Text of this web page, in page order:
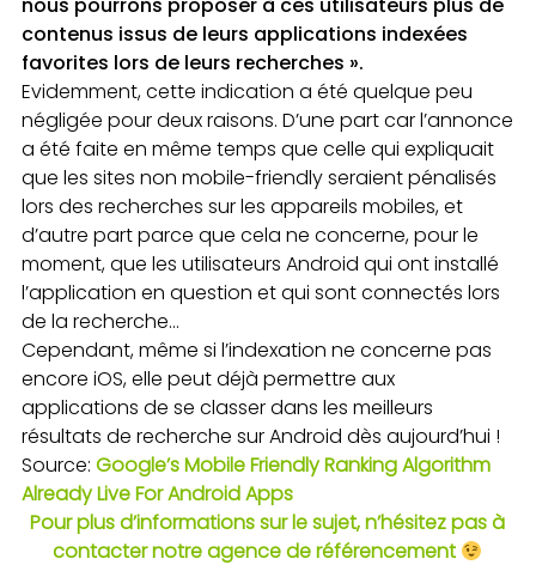
contenus issus de leurs applications indexées
favorites lors de leurs recherches ».
Evidemment, cette indication a été quelque peu
négligée pour deux raisons. D’une part car l’annonce
a été faite en même temps que celle qui expliquait
que les sites non mobile-friendly seraient pénalisés
lors des recherches sur les appareils mobiles, et
d’autre part parce que cela ne concerne, pour le
moment, que les utilisateurs Android qui ont installé
l’application en question et qui sont connectés lors
de la recherche…
Cependant, même si l’indexation ne concerne pas
encore iOS, elle peut déjà permettre aux
applications de se classer dans les meilleurs
résultats de recherche sur Android dès aujourd’hui !
Source: Google’s Mobile Friendly Ranking Algorithm
Already Live For Android Apps
Pour plus d’informations sur le sujet, n’hésitez pas à
contacter notre agence de référencement